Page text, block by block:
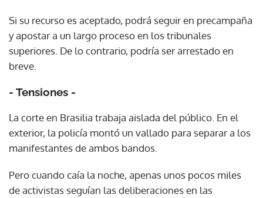
Si su recurso es aceptado, podrá seguir en precampaña
y apostar a un largo proceso en los tribunales
superiores. De lo contrario, podría ser arrestado en
breve.
- Tensiones -
La corte en Brasilia trabaja aislada del público. En el
exterior, la policía montó un vallado para separar a los
manifestantes de ambos bandos.
Pero cuando caía la noche, apenas unos pocos miles
de activistas seguían las deliberaciones en las